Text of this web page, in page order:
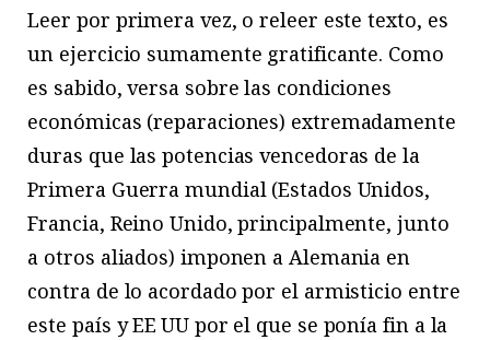
Leer por primera vez, o releer este texto, es
un ejercicio sumamente gratificante. Como
es sabido, versa sobre las condiciones
económicas (reparaciones) extremadamente
duras que las potencias vencedoras de la
Primera Guerra mundial (Estados Unidos,
Francia, Reino Unido, principalmente, junto
a otros aliados) imponen a Alemania en
contra de lo acordado por el armisticio entre
este país y EE UU por el que se ponía fin a la